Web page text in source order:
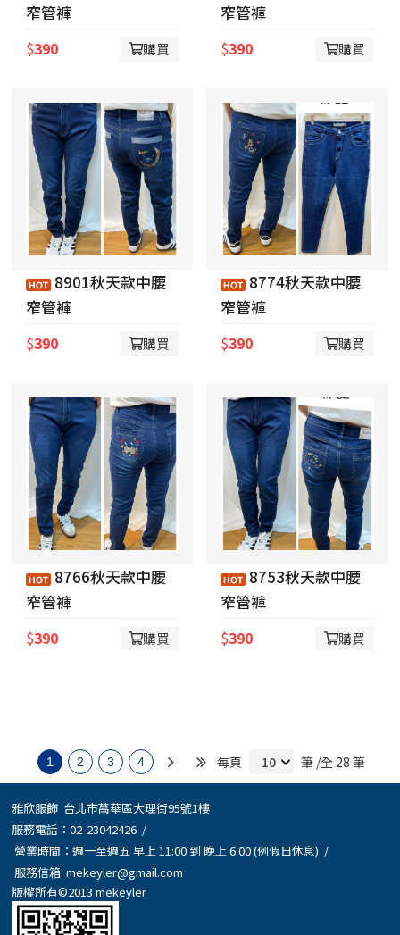
窄管褲
$390 購買
窄管褲
$390 購買
8901秋天款中腰
窄管褲
$390 購買
8774秋天款中腰
窄管褲
$390 購買
8766秋天款中腰
窄管褲
$390 購買
8753秋天款中腰
窄管褲
$390 購買
1 2 3 4 每頁 筆 /全 28 筆
雅欣服飾 台北市萬華區大理街95號1樓
服務電話：02-23042426 /
營業時間：週一至週五 早上 11:00 到 晚上 6:00 (例假日休息) /
服務信箱:mekeyler@gmail.com
版權所有©2013 mekeyler